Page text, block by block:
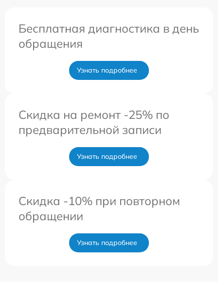
Бесплатная диагностика в день
обращения
Узнать подробнее
Скидка на ремонт -25% по
предварительной записи
Узнать подробнее
Скидка -10% при повторном
обращении
Узнать подробнее